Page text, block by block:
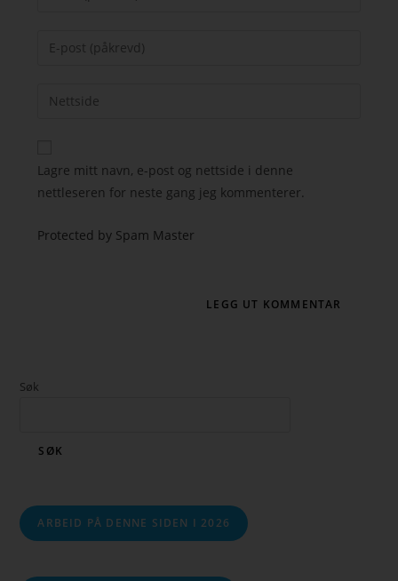
Lagre mitt navn, e-post og nettside i denne
nettleseren for neste gang jeg kommenterer.
Protected by Spam Master
Søk
SØK
ARBEID PÅ DENNE SIDEN I 2026